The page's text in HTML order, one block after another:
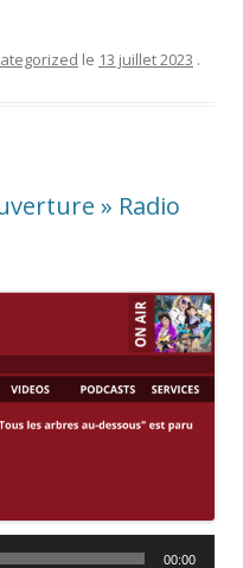
le 13 juillet 2023 .
» Radio
00:00